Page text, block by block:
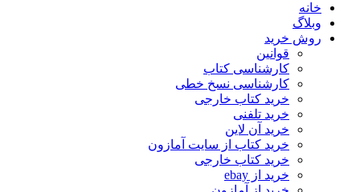
خانه
وبلاگ
روش خرید
قوانین
کارشناسی کتاب
کارشناسی نسخ خطی
خرید کتاب خارجی
خرید تلفنی
خرید آن لاین
خرید کتاب از سایت آمازون
خرید کتاب خارجی
خرید از ebay